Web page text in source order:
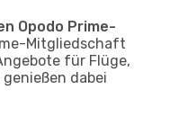
Opodo Prime-
Mitgliedschaft
für Flüge,
dabei